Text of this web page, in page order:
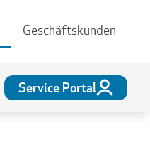
Geschäftskunden
Service Portal